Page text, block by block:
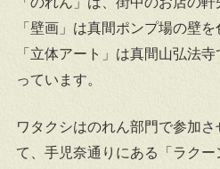
「壁画」は真間ポンプ場の壁を
「立体アート」は真間山弘法
っています。
ワタクシはのれん部門で参加
て、手児奈通りにある「ラク